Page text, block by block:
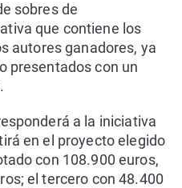
sobres de
que contiene los
autores ganadores, ya
presentados con un
a la iniciativa
en el proyecto elegido
con 108.900 euros,
el tercero con 48.400